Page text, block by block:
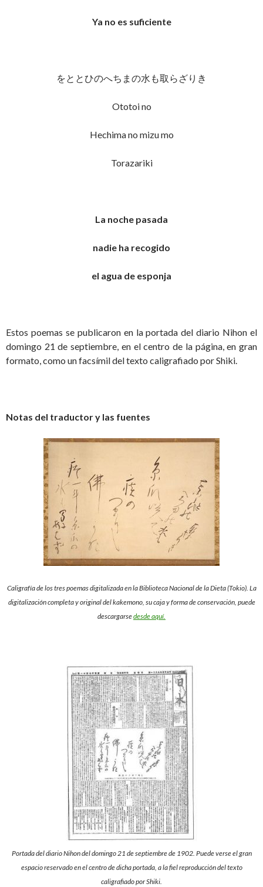
Ya no es suficiente
をととひのへちまの水も取らざりき
Ototoi no
Hechima no mizu mo
Torazariki
La noche pasada
nadie ha recogido
el agua de esponja
Estos poemas se publicaron en la portada del diario Nihon el
domingo 21 de septiembre, en el centro de la página, en gran
formato, como un facsímil del texto caligrafiado por Shiki.
Notas del traductor y las fuentes
Caligrafía de los tres poemas digitalizada en la Biblioteca Nacional de la Dieta (Tokio). La
digitalización completa y original del kakemono, su caja y forma de conservación, puede
descargarsedesde aquí.
Portada del diario Nihon del domingo 21 de septiembre de 1902. Puede verse el gran
espacio reservado en el centro de dicha portada, a la fiel reproducción del texto
caligrafiado por Shiki.